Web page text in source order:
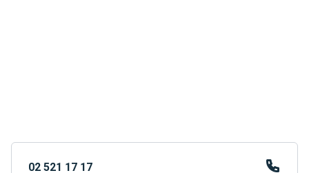
02 521 17 17